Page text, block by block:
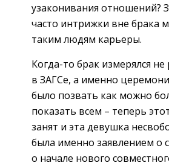
узаконивания отношений?
часто интрижки вне брака
таким людям карьеры.
Когда-то брак измерялся не
в ЗАГСе, а именно
было позвать как можно
показать всем – теперь
занят и эта девушка
была именно заявлением о
о начале нового